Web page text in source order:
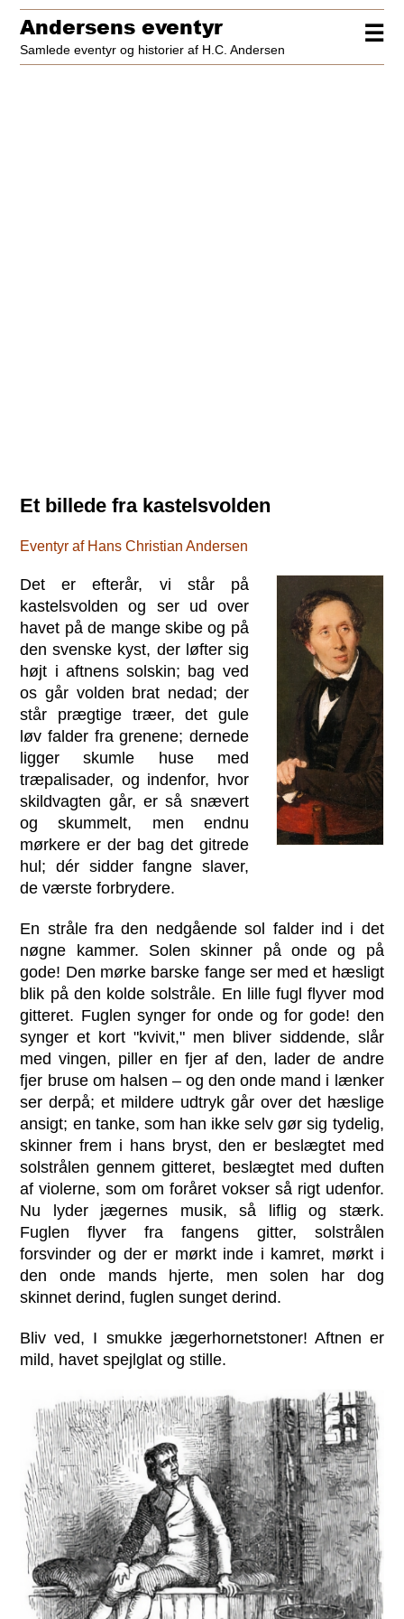
☰
Andersens eventyr
Samlede eventyr og historier af H.C. Andersen
Et billede fra kastelsvolden
Eventyr af Hans Christian Andersen
Det er efterår, vi står på
kastelsvolden og ser ud over
havet på de mange skibe og på
den svenske kyst, der løfter sig
højt i aftnens solskin; bag ved
os går volden brat nedad; der
står prægtige træer, det gule
løv falder fra grenene; dernede
ligger skumle huse med
træpalisader, og indenfor, hvor
skildvagten går, er så snævert
og skummelt, men endnu
mørkere er der bag det gitrede
hul; dér sidder fangne slaver,
de værste forbrydere.
En stråle fra den nedgående sol falder ind i det
nøgne kammer. Solen skinner på onde og på
gode! Den mørke barske fange ser med et hæsligt
blik på den kolde solstråle. En lille fugl flyver mod
gitteret. Fuglen synger for onde og for gode! den
synger et kort "kvivit," men bliver siddende, slår
med vingen, piller en fjer af den, lader de andre
fjer bruse om halsen – og den onde mand i lænker
ser derpå; et mildere udtryk går over det hæslige
ansigt; en tanke, som han ikke selv gør sig tydelig,
skinner frem i hans bryst, den er beslægtet med
solstrålen gennem gitteret, beslægtet med duften
af violerne, som om foråret vokser så rigt udenfor.
Nu lyder jægernes musik, så liflig og stærk.
Fuglen flyver fra fangens gitter, solstrålen
forsvinder og der er mørkt inde i kamret, mørkt i
den onde mands hjerte, men solen har dog
skinnet derind, fuglen sunget derind.
Bliv ved, I smukke jægerhornetstoner! Aftnen er
mild, havet spejlglat og stille.